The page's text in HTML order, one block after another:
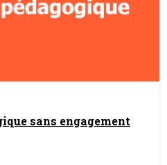
sans engagement